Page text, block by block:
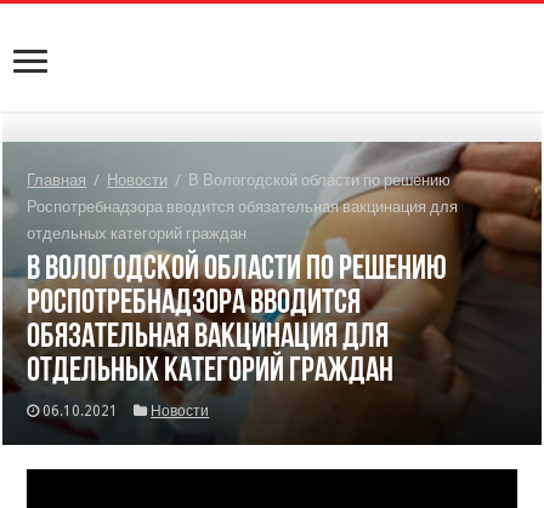
Главная / Новости / В Вологодской области по решению
Роспотребнадзора вводится обязательная вакцинация для
отдельных категорий граждан
В Вологодской области по решению
Роспотребнадзора вводится
обязательная вакцинация для
отдельных категорий граждан
06.10.2021 Новости